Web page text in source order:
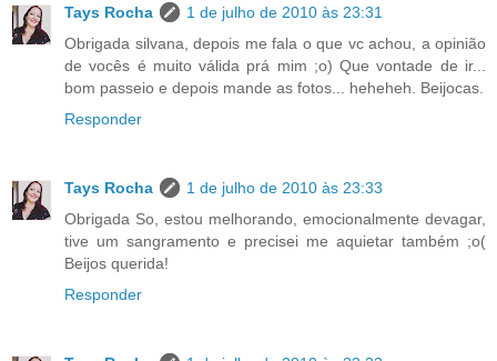
Tays Rocha
1 de julho de 2010 às 23:31
Obrigada silvana, depois me fala o que vc achou, a opinião
de vocês é muito válida prá mim ;o) Que vontade de ir...
bom passeio e depois mande as fotos... heheheh. Beijocas.
Responder
Tays Rocha
1 de julho de 2010 às 23:33
Obrigada So, estou melhorando, emocionalmente devagar,
tive um sangramento e precisei me aquietar também ;o(
Beijos querida!
Responder